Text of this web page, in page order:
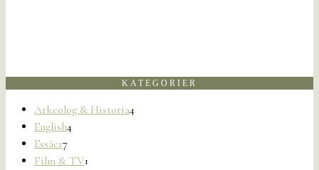
KATEGORIER
Arkeolog & Historia4
English4
Essäer7
Film & TV1